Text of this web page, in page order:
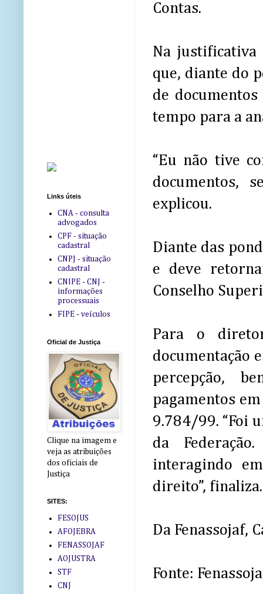
Contas.
Na
que, diante do
de
tempo para a
“Eu não tive
documentos,
explicou.
Diante das
e deve
Conselho
Para o
documentação
percepção,
pagamentos
9.784/99. “Foi
da
interagindo
direito”,
Da Fenassojaf,
Fonte:
Links úteis
CNA - consulta
advogados
CPF - situação
cadastral
CNPJ - situação
cadastral
CNIPE - CNJ -
informações
processuais
FIPE - veículos
Oficial de Justiça
Clique na imagem e
veja as atribuições
dos oficiais de
Justiça
SITES:
FESOJUS
AFOJEBRA
FENASSOJAF
AOJUSTRA
STF
CNJ